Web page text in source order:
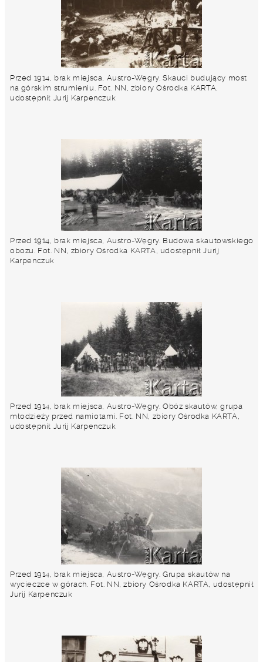
Przed 1914, brak miejsca, Austro-Węgry. Skauci budujący most
na górskim strumieniu. Fot. NN, zbiory Ośrodka KARTA,
udostępnił Jurij Karpenczuk
Przed 1914, brak miejsca, Austro-Węgry. Budowa skautowskiego
obozu. Fot. NN, zbiory Ośrodka KARTA, udostępnił Jurij
Karpenczuk
Przed 1914, brak miejsca, Austro-Węgry. Obóz skautów, grupa
młodzieży przed namiotami. Fot. NN, zbiory Ośrodka KARTA,
udostępnił Jurij Karpenczuk
Przed 1914, brak miejsca, Austro-Węgry. Grupa skautów na
wycieczce w górach. Fot. NN, zbiory Ośrodka KARTA, udostępnił
Jurij Karpenczuk